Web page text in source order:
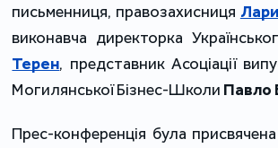
письменниця, правозахисниця
виконавча директорка
Терен, представник Асоціації
Могилянської Бізнес-Школи Павло
Прес-конференція була присвячена